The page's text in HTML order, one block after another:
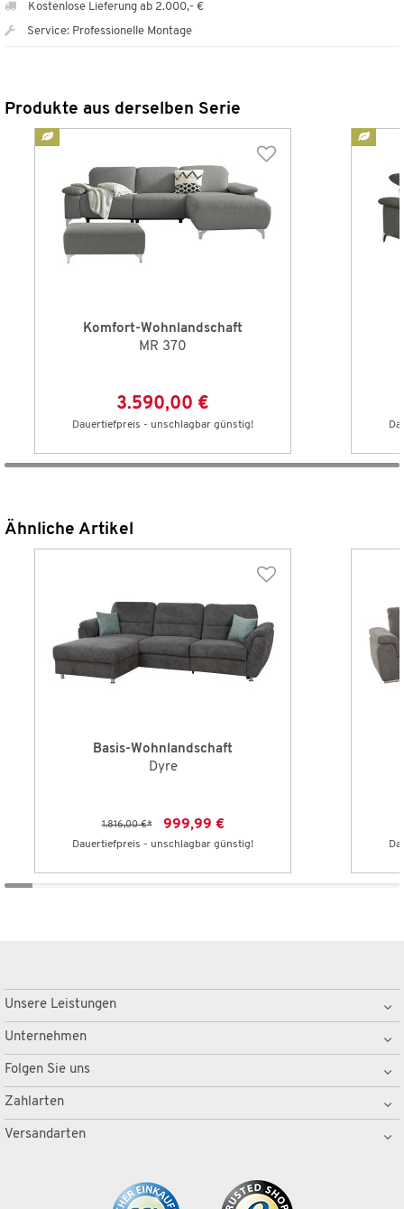
Kostenlose Lieferung ab 2.000,- €
Service: Professionelle Montage
Produkte aus derselben Serie
Komfort-Wohnlandschaft
MR 370
3.590,00 €
Dauertiefpreis - unschlagbar günstig!
Ähnliche Artikel
Basis-Wohnlandschaft
Dyre
1.816,00 €* 999,99 €
Dauertiefpreis - unschlagbar günstig!
Unsere Leistungen
Unternehmen
Folgen Sie uns
Zahlarten
Versandarten